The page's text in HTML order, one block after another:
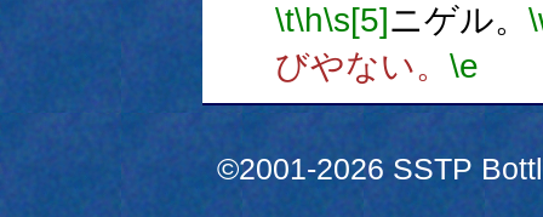
\t\h\s[5]ニゲル。
びやない。 \e
©2001-2026 SSTP